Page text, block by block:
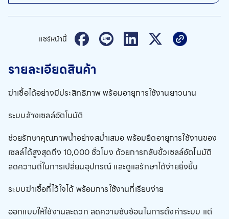
แชร์หน้านี้
รายละเอียดสินค้า
ฆ่าเชื้อได้อย่างมีประสิทธิภาพ พร้อมอายุการใช้งานยาวนาน
ระบบล้างเซลล์อัตโนมัติ
ช่วยรักษาคุณภาพน้ำอย่างสม่ำเสมอ พร้อมยืดอายุการใช้งานของ
เซลล์ได้สูงสุดถึง 10,000 ชั่วโมง ด้วยการกลับขั้วเซลล์อัตโนมัติ
ลดความถี่ในการเปลี่ยนอุปกรณ์ และดูแลรักษาได้ง่ายยิ่งขึ้น
ระบบฆ่าเชื้อที่ไว้ใจได้ พร้อมการใช้งานที่เรียบง่าย
ออกแบบให้ใช้งานสะดวก ลดความซับซ้อนในการตั้งค่าระบบ แต่